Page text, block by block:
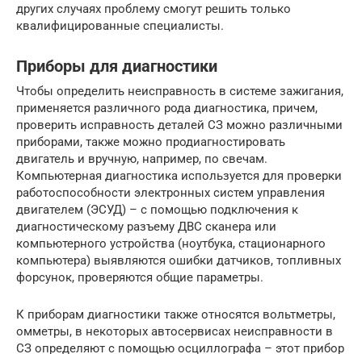
других случаях проблему смогут решить только
квалифицированные специалисты.
Приборы для диагностики
Чтобы определить неисправность в системе зажигания,
применяется различного рода диагностика, причем,
проверить исправность деталей СЗ можно различными
приборами, также можно продиагностировать
двигатель и вручную, например, по свечам.
Компьютерная диагностика используется для проверки
работоспособности электронных систем управления
двигателем (ЭСУД) – с помощью подключения к
диагностическому разъему ДВС сканера или
компьютерного устройства (ноутбука, стационарного
компьютера) выявляются ошибки датчиков, топливных
форсунок, проверяются общие параметры.
К приборам диагностики также относятся вольтметры,
омметры, в некоторых автосервисах неисправности в
СЗ определяют с помощью осциллографа – этот прибор